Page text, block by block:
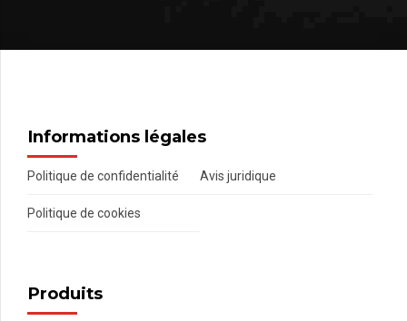
Informations légales
Politique de confidentialité Avis juridique
Politique de cookies
Produits